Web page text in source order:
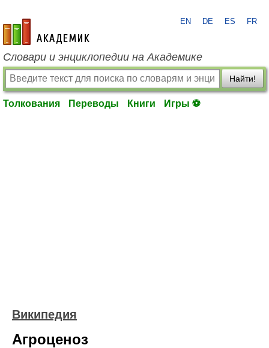
academic.ru
EN DE ES FR
Словари и энциклопедии на Академике
Найти!
Толкования Переводы Книги Игры ⚽
Википедия
Агроценоз